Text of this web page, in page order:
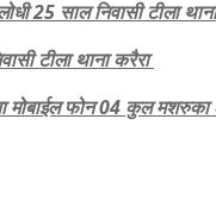
25 साल निवासी टीला
टीला थाना करैरा
मोबाईल फोन 04 कुल